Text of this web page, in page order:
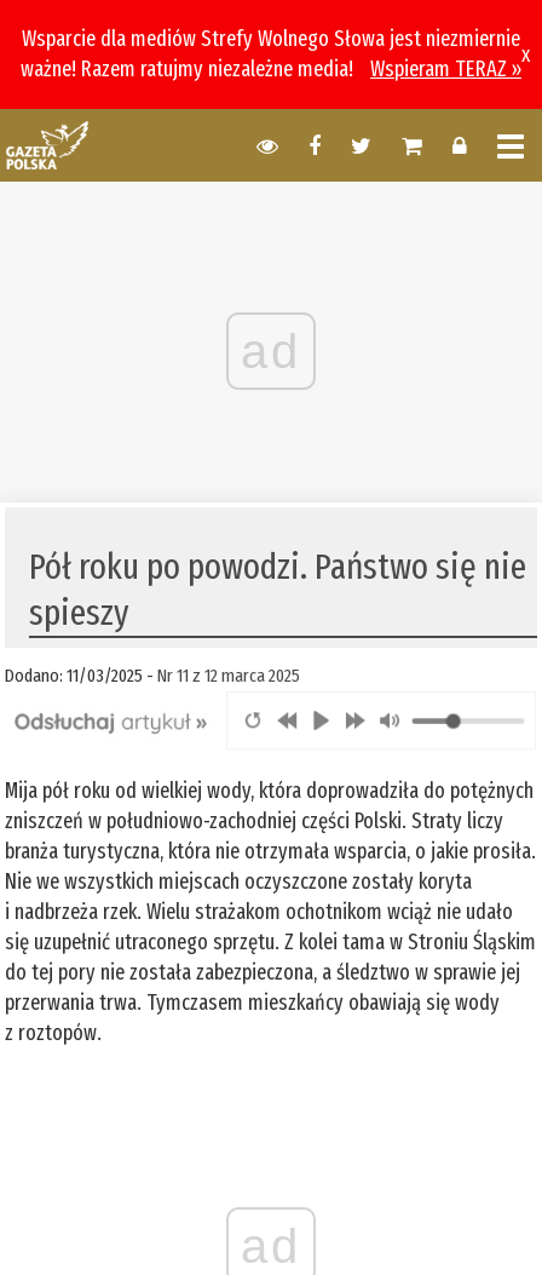
Wsparcie dla mediów Strefy Wolnego Słowa jest niezmiernie
ważne! Razem ratujmy niezależne media!
Wspieram TERAZ »
x
ad
Pół roku po powodzi. Państwo się nie
spieszy
Dodano: 11/03/2025 -Nr 11 z 12 marca 2025
Mija pół roku od wielkiej wody, która doprowadziła do potężnych
zniszczeń w południowo-zachodniej części Polski. Straty liczy
branża turystyczna, która nie otrzymała wsparcia, o jakie prosiła.
Nie we wszystkich miejscach oczyszczone zostały koryta
i nadbrzeża rzek. Wielu strażakom ochotnikom wciąż nie udało
się uzupełnić utraconego sprzętu. Z kolei tama w Stroniu Śląskim
do tej pory nie została zabezpieczona, a śledztwo w sprawie jej
przerwania trwa. Tymczasem mieszkańcy obawiają się wody
z roztopów.
ad